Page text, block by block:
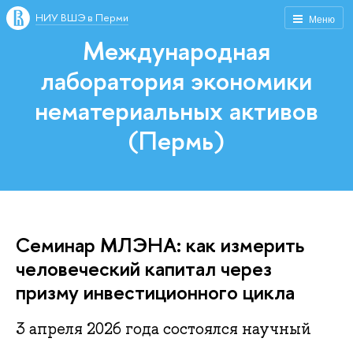
Меню
НИУ ВШЭ в Перми
Международная
лаборатория экономики
нематериальных активов
(Пермь)
Семинар МЛЭНА: как измерить
человеческий капитал через
призму инвестиционного цикла
3 апреля 2026 года состоялся научный